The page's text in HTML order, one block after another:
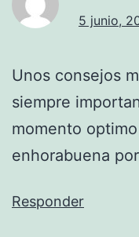
5 junio,
Unos consejos
siempre
momento
enhorabuena
Responder